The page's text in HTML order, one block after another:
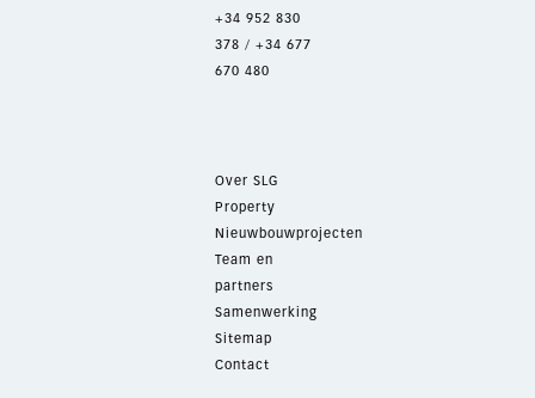
+34 952 830
378 / +34 677
670 480
Over SLG
Property
Nieuwbouwprojecten
Team en
partners
Samenwerking
Sitemap
Contact